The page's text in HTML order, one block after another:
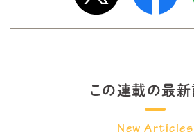
この連載の最